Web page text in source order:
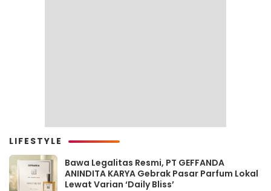
LIFESTYLE
Bawa Legalitas Resmi, PT GEFFANDA
ANINDITA KARYA Gebrak Pasar Parfum Lokal
Lewat Varian ‘Daily Bliss’